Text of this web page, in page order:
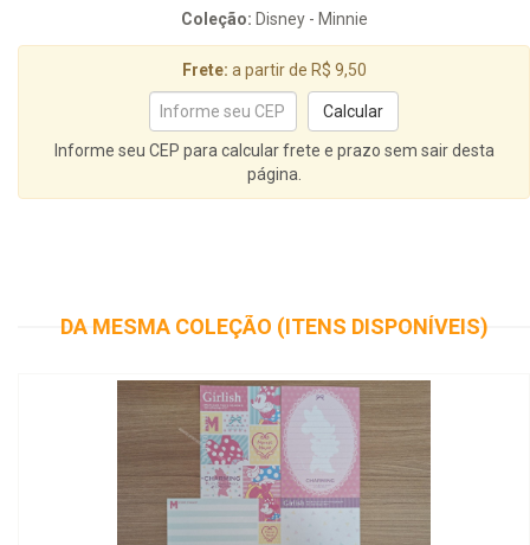
Coleção: Disney - Minnie
Frete: a partir de R$ 9,50
Informe seu CEP para calcular frete e prazo sem sair desta
página.
DA MESMA COLEÇÃO (ITENS DISPONÍVEIS)